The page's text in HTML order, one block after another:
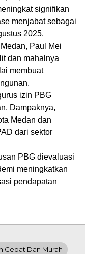
signifikan
menjabat sebagai
2025.
Paul Mei
dan mahalnya
membuat
izin PBG
Dampaknya,
Medan dan
dari sektor
PBG dievaluasi
meningkatkan
pendapatan
Cepat Dan Murah